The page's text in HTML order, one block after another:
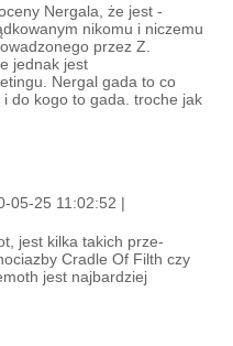
Nergala, że jest -
nikomu i niczemu
przez Z.
jednak jest
Nergal gada to co
do kogo to gada. troche jak
05-25 11:02:52 |
jest kilka takich prze-
Cradle Of Filth czy
jest najbardziej